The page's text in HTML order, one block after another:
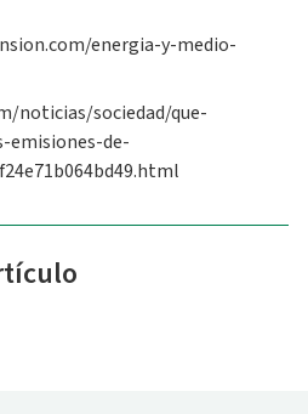
energia-y-medio-
noticias/sociedad/que-
emisiones-de-